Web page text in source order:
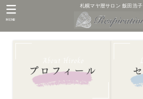
札幌マヤ暦サロン 飯田浩子
MENU